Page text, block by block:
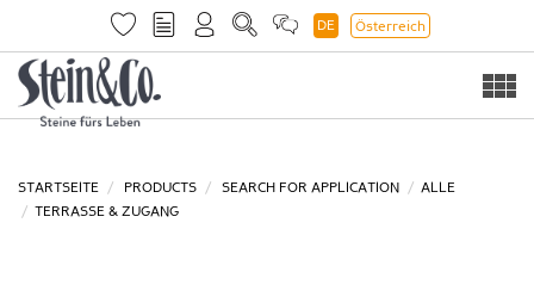
DE Österreich
STARTSEITE PRODUCTS SEARCH FOR APPLICATION
ALLE
TERRASSE & ZUGANG